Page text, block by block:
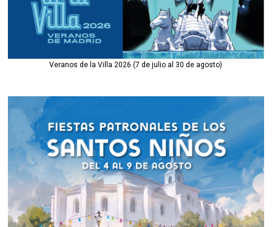
Veranos de la Villa 2026 (7 de julio al 30 de agosto)